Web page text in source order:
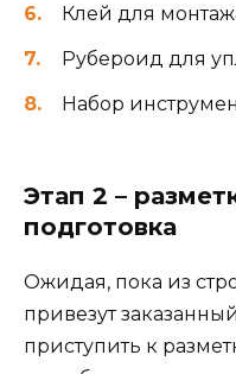
Клей для
Рубероид для
Набор
Этап 2 –
подготовка
Ожидая, пока из
привезут
приступить к